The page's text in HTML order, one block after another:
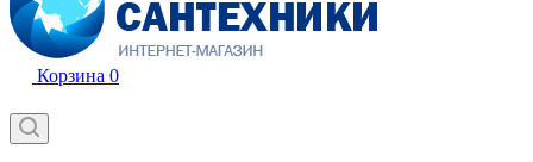
Корзина 0